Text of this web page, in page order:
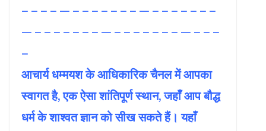
– – – – — – – – – – – – — – – – – – – –
— – – – – – – – — – – – – – – – — – – –
–
आचार्य धम्मयश के आधिकारिक चैनल में आपका
स्वागत है, एक ऐसा शांतिपूर्ण स्थान, जहाँ आप बौद्ध
धर्म के शाश्वत ज्ञान को सीख सकते हैं। यहाँ